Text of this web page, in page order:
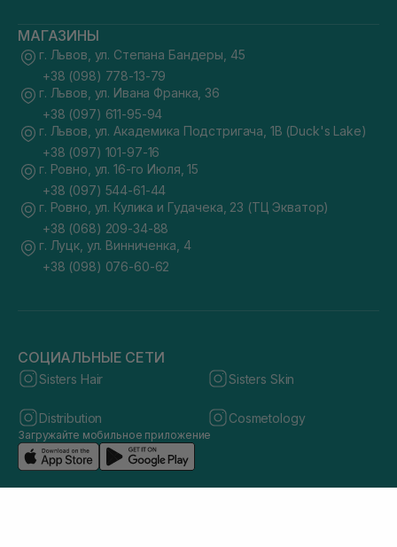
МАГАЗИНЫ
г. Львов, ул. Степана Бандеры, 45
+38 (098) 778-13-79
г. Львов, ул. Ивана Франка, 36
+38 (097) 611-95-94
г. Львов, ул. Академика Подстригача, 1В (Duck's Lake)
+38 (097) 101-97-16
г. Ровно, ул. 16-го Июля, 15
+38 (097) 544-61-44
г. Ровно, ул. Кулика и Гудачека, 23 (ТЦ Экватор)
+38 (068) 209-34-88
г. Луцк, ул. Винниченка, 4
+38 (098) 076-60-62
СОЦИАЛЬНЫЕ СЕТИ
Sisters Hair Sisters Skin
Distribution Cosmetology
Загружайте мобильное приложение